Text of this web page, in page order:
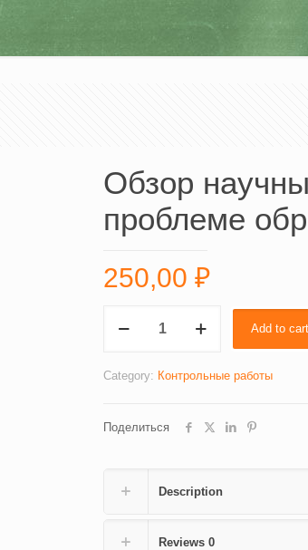
Обзор
проблеме
250,00 ₽
научных
по
инвалидов
Add to cart
Category: Контрольные работы
Поделиться
Description
Reviews 0